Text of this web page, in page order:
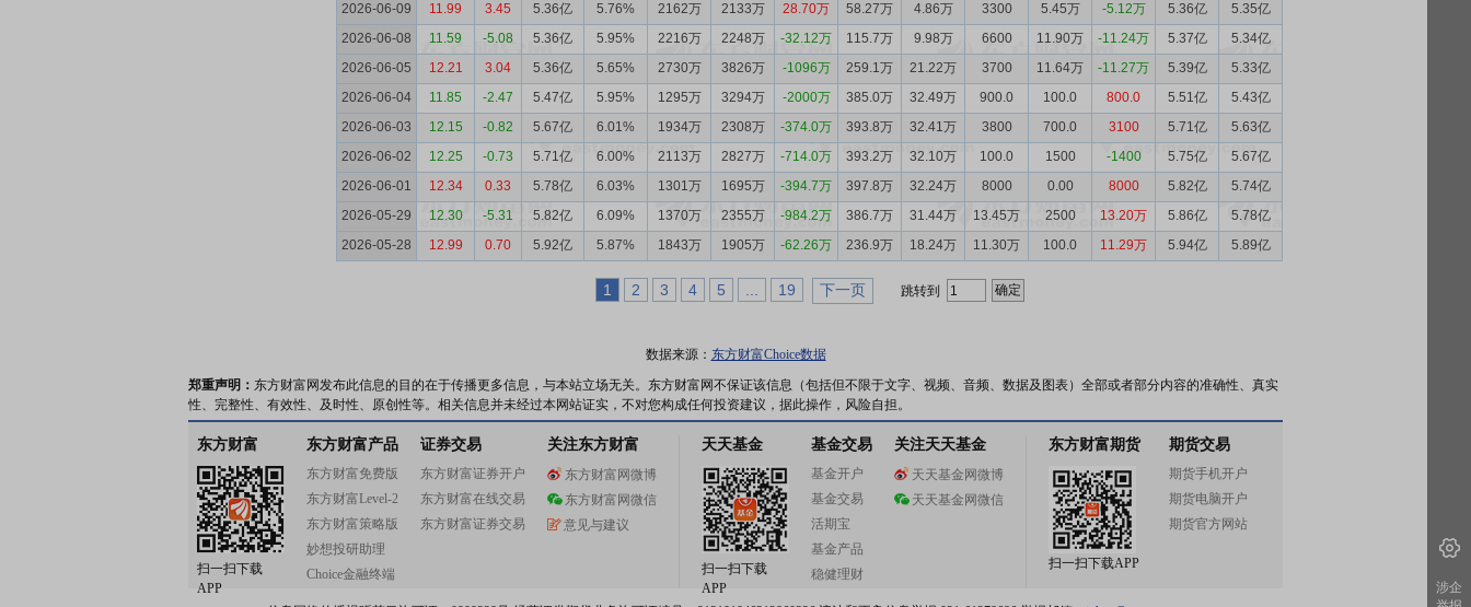
2026-06-09
11.99 3.45 5.36亿 5.76% 2162万 2133万 28.70万 58.27万 4.86万 3300 5.45万 -5.12万 5.36亿
5.35亿
2026-06-08
11.59 -5.08 5.36亿 5.95% 2216万 2248万 -32.12万 115.7万 9.98万 6600 11.90万 -11.24万 5.37亿
5.34亿
2026-06-05
12.21 3.04 5.36亿 5.65% 2730万 3826万 -1096万 259.1万 21.22万 3700 11.64万 -11.27万 5.39亿
5.33亿
2026-06-04
11.85 -2.47 5.47亿 5.95% 1295万 3294万 -2000万 385.0万 32.49万 900.0 100.0 800.0 5.51亿
5.43亿
2026-06-03
12.15 -0.82 5.67亿 6.01% 1934万 2308万 -374.0万 393.8万 32.41万 3800 700.0 3100 5.71亿
5.63亿
2026-06-02
12.25 -0.73 5.71亿 6.00% 2113万 2827万 -714.0万 393.2万 32.10万 100.0 1500 -1400 5.75亿
5.67亿
2026-06-01
12.34 0.33 5.78亿 6.03% 1301万 1695万 -394.7万 397.8万 32.24万 8000 0.00 8000 5.82亿
5.74亿
2026-05-29
12.30 -5.31 5.82亿 6.09% 1370万 2355万 -984.2万 386.7万 31.44万 13.45万 2500 13.20万 5.86亿
5.78亿
2026-05-28
12.99 0.70 5.92亿 5.87% 1843万 1905万 -62.26万 236.9万 18.24万 11.30万 100.0 11.29万 5.94亿 5.89亿
1 2 3 4 5 19 下一页 跳转到
数据来源： 东方财富Choice数据
郑重声明： 东方财富网发布此信息的目的在于传播更多信息，与本站立场无关。东方财富网不保证该信息（包括但不限于文字、视频、音频、数据及图表）全部或者部分内容的准确性、真实
性、完整性、有效性、及时性、原创性等。相关信息并未经过本网站证实，不对您构成任何投资建议，据此操作，风险自担。
东方财富
扫一扫下载
APP
东方财富产品
东方财富免费版
东方财富Level-2
东方财富策略版
妙想投研助理
Choice金融终端
证券交易
东方财富证券开户
东方财富在线交易
东方财富证券交易
关注东方财富
东方财富网微博
东方财富网微信
意见与建议
天天基金
扫一扫下载
APP
基金交易
基金开户
基金交易
活期宝
基金产品
稳健理财
关注天天基金
天天基金网微博
天天基金网微信
东方财富期货
扫一扫下载APP
期货交易
期货手机开户
期货电脑开户
期货官方网站
涉企